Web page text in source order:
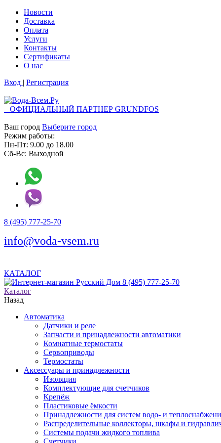
Новости
Доставка
Оплата
Услуги
Контакты
Cертификаты
О нас
Вход | Регистрация
ОФИЦИАЛЬНЫЙ ПАРТНЕР GRUNDFOS
Ваш город Выберите город
Режим работы:
Пн-Пт: 9.00 до 18.00
Сб-Вс: Выходной
8 (495) 777-25-70
info@voda-vsem.ru
КАТАЛОГ
8 (495) 777-25-70
Каталог
Назад
Автоматика
Датчики и реле
Запчасти и принадлежности автоматики
Комнатные термостаты
Сервоприводы
Термостаты
Аксессуары и принадлежности
Изоляция
Комплектующие для счетчиков
Крепёж
Пластиковые ёмкости
Принадлежности для систем водо- и
Распределительные коллекторы, шкафы и
Системы подачи жидкого топлива
Счетчики